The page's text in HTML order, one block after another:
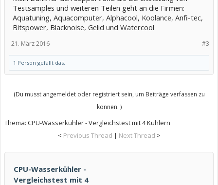
Testsamples und weiteren Teilen geht an die Firmen:
Aquatuning, Aquacomputer, Alphacool, Koolance, Anfi-tec,
Bitspower, Blacknoise, Gelid und Watercool
#3
21. März 2016
1 Person gefällt das.
(Du musst angemeldet oder registriert sein, um Beiträge verfassen zu
können. )
Thema: CPU-Wasserkühler - Vergleichstest mit 4 Kühlern
< Previous Thread | Next Thread >
CPU-Wasserkühler -
Vergleichstest mit 4